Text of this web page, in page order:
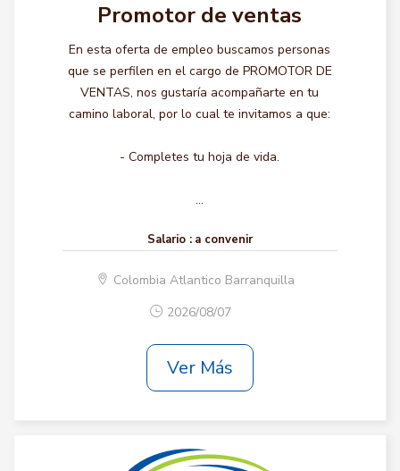
Promotor de ventas
En esta oferta de empleo buscamos personas
que se perfilen en el cargo de PROMOTOR DE
VENTAS, nos gustaría acompañarte en tu
camino laboral, por lo cual te invitamos a que:
- Completes tu hoja de vida.
...
Salario : a convenir
Colombia Atlantico Barranquilla
2026/08/07
Ver Más